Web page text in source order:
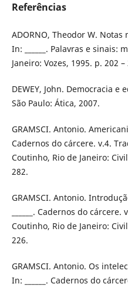
Referências
ADORNO, Theodor W.
In: ______. Palavras e sinais:
Janeiro: Vozes, 1995. p. 202 –
DEWEY, John. Democracia e
São Paulo: Ática, 2007.
GRAMSCI. Antonio.
Cadernos do cárcere. v.4.
Coutinho, Rio de Janeiro:
282.
GRAMSCI. Antonio.
______. Cadernos do
Coutinho, Rio de Janeiro:
226.
GRAMSCI. Antonio. Os
In: ______. Cadernos do